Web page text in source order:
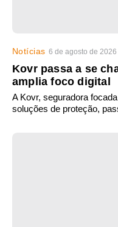
Notícias 6 de agosto de 2026
Kovr passa a se
amplia foco digital
A Kovr, seguradora
soluções de proteção,